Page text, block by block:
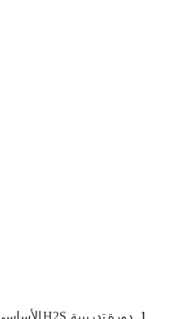
دورة تدريبية H2S الأساسي